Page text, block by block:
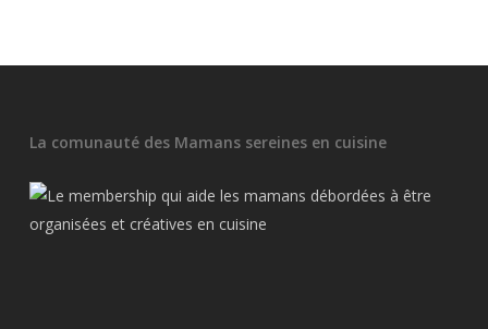
La comunauté des Mamans sereines en cuisine